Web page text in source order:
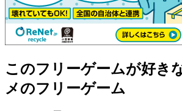
このフリーゲームが好き
メのフリーゲーム